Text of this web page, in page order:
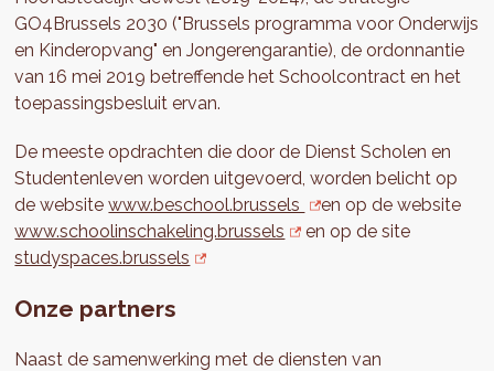
GO4Brussels 2030 ("Brussels programma voor Onderwijs
en Kinderopvang" en Jongerengarantie), de ordonnantie
van 16 mei 2019 betreffende het Schoolcontract en het
toepassingsbesluit ervan.
De meeste opdrachten die door de Dienst Scholen en
Studentenleven worden uitgevoerd, worden belicht op
de websitewww.beschool.brussels
en op de website
www.schoolinschakeling.brussels
en op de site
studyspaces.brussels
Onze partners
Naast de samenwerking met de diensten van